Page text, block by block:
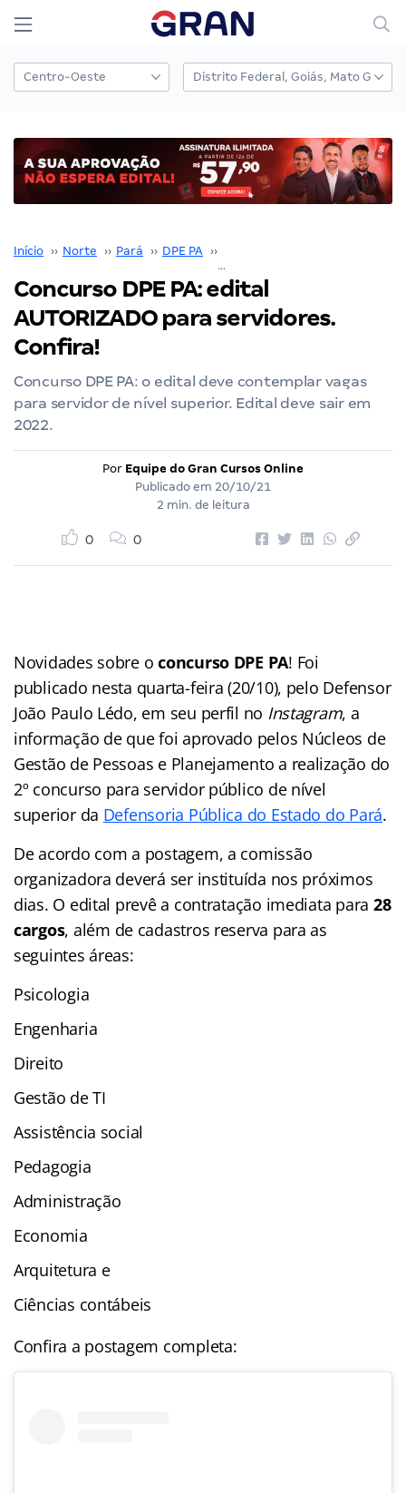
Início ›› Norte ›› Pará ›› DPE PA ››
Concurso DPE PA: edital
AUTORIZADO para servidores.
Confira!
Concurso DPE PA: o edital deve contemplar vagas
para servidor de nível superior. Edital deve sair em
2022.
Por Equipe do Gran Cursos Online
Publicado em 20/10/21
2 min. de leitura
0 0
Novidades sobre oconcurso DPE PA! Foi
publicado nesta quarta-feira (20/10), pelo Defensor
João Paulo Lédo, em seu perfil no Instagram, a
informação de que foi aprovado pelos Núcleos de
Gestão de Pessoas e Planejamento a realização do
2º concurso para servidor público de nível
superior da Defensoria Pública do Estado do Pará.
De acordo com a postagem, a comissão
organizadora deverá ser instituída nos próximos
dias. O edital prevê a contratação imediata para 28
cargos, além de cadastros reserva para as
seguintes áreas:
Psicologia
Engenharia
Direito
Gestão de TI
Assistência social
Pedagogia
Administração
Economia
Arquitetura e
Ciências contábeis
Confira a postagem completa: